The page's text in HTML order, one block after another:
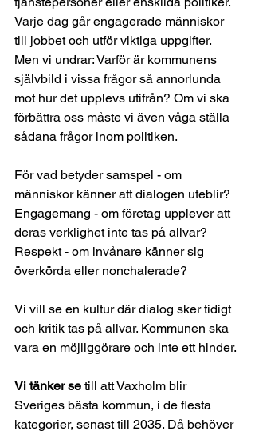
Varje dag går engagerade människor
till jobbet och utför viktiga uppgifter.
Men vi undrar: Varför är kommunens
självbild i vissa frågor så annorlunda
mot hur det upplevs utifrån? Om vi ska
förbättra oss måste vi även våga ställa
sådana frågor inom politiken.
För vad betyder samspel - om
människor känner att dialogen uteblir?
Engagemang - om företag upplever att
deras verklighet inte tas på allvar?
Respekt - om invånare känner sig
överkörda eller nonchalerade?
Vi vill se en kultur där dialog sker tidigt
och kritik tas på allvar. Kommunen ska
vara en möjliggörare och inte ett hinder.
Vi tänker se till att Vaxholm blir
Sveriges bästa kommun, i de flesta
kategorier, senast till 2035. Då behöver